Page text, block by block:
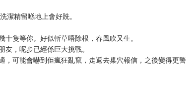
潔精留喺地上會好跣。
隻等你。好似斬草唔除根，春風吹又生。
友，呢步已經係巨大挑戰。
，可能會嚇到佢瘋狂亂竄，走返去巢穴報信，之後變得更警